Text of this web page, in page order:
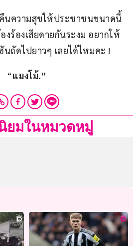
นความสุขให้ประชาชนขนาดนี้
งร้องเสียดายกันระงม อยากให้
ถัดไปยาวๆ เลยได้ไหมคะ !
“แมงโม้.”
ยมในหมวดหมู่